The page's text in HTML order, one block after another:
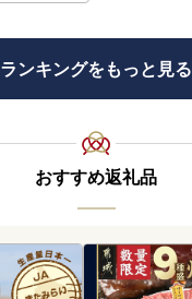
ランキングをもっと見る
おすすめ返礼品